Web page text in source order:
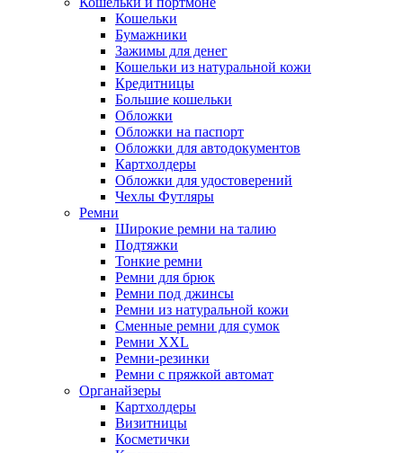
Кошельки
Бумажники
Зажимы для денег
Кошельки из натуральной кожи
Кредитницы
Большие кошельки
Обложки
Обложки на паспорт
Обложки для автодокументов
Картхолдеры
Обложки для удостоверений
Чехлы Футляры
Ремни
Широкие ремни на талию
Подтяжки
Тонкие ремни
Ремни для брюк
Ремни под джинсы
Ремни из натуральной кожи
Сменные ремни для сумок
Ремни XXL
Ремни-резинки
Ремни с пряжкой автомат
Органайзеры
Картхолдеры
Визитницы
Косметички